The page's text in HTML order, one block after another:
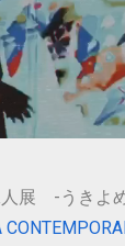
展 -うきよ